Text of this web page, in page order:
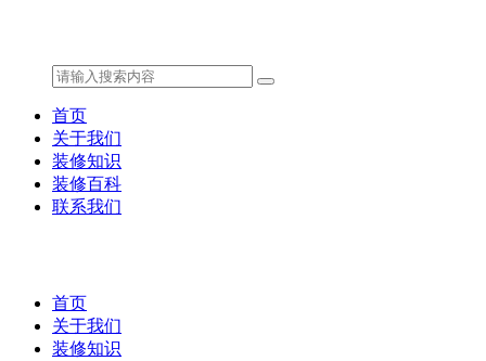
首页
关于我们
装修知识
装修百科
联系我们
首页
关于我们
装修知识